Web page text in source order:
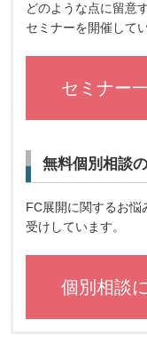
どのような点に留意
セミナーを開催して
セミナー
無料個別相談
FC展開に関するお悩
受けしています。
個別相談